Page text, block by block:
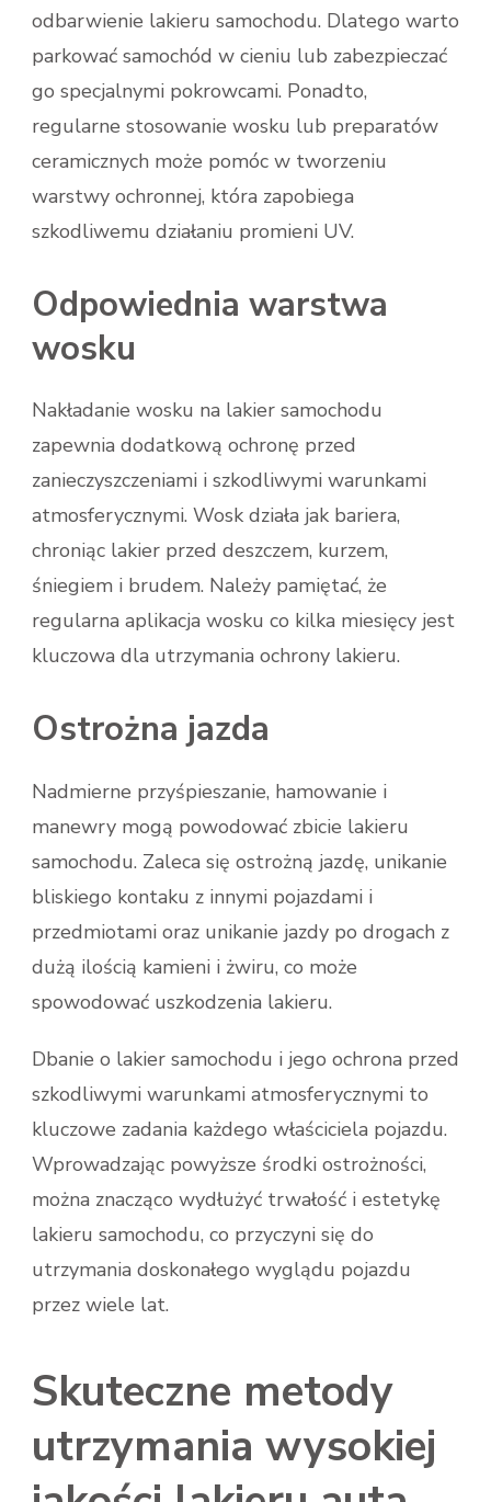
odbarwienie lakieru samochodu. Dlatego warto
parkować samochód w cieniu lub zabezpieczać
go specjalnymi pokrowcami. Ponadto,
regularne stosowanie wosku lub preparatów
ceramicznych może pomóc w tworzeniu
warstwy ochronnej, która zapobiega
szkodliwemu działaniu promieni UV.
Odpowiednia warstwa
wosku
Nakładanie wosku na lakier samochodu
zapewnia dodatkową ochronę przed
zanieczyszczeniami i szkodliwymi warunkami
atmosferycznymi. Wosk działa jak bariera,
chroniąc lakier przed deszczem, kurzem,
śniegiem i brudem. Należy pamiętać, że
regularna aplikacja wosku co kilka miesięcy jest
kluczowa dla utrzymania ochrony lakieru.
Ostrożna jazda
Nadmierne przyśpieszanie, hamowanie i
manewry mogą powodować zbicie lakieru
samochodu. Zaleca się ostrożną jazdę, unikanie
bliskiego kontaku z innymi pojazdami i
przedmiotami oraz unikanie jazdy po drogach z
dużą ilością kamieni i żwiru, co może
spowodować uszkodzenia lakieru.
Dbanie o lakier samochodu i jego ochrona przed
szkodliwymi warunkami atmosferycznymi to
kluczowe zadania każdego właściciela pojazdu.
Wprowadzając powyższe środki ostrożności,
można znacząco wydłużyć trwałość i estetykę
lakieru samochodu, co przyczyni się do
utrzymania doskonałego wyglądu pojazdu
przez wiele lat.
Skuteczne metody
utrzymania wysokiej